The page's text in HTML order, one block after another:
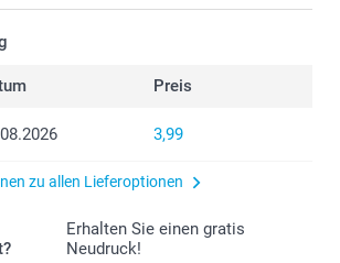
Preis
3,99
zu allen Lieferoptionen
Erhalten Sie einen gratis
Neudruck!